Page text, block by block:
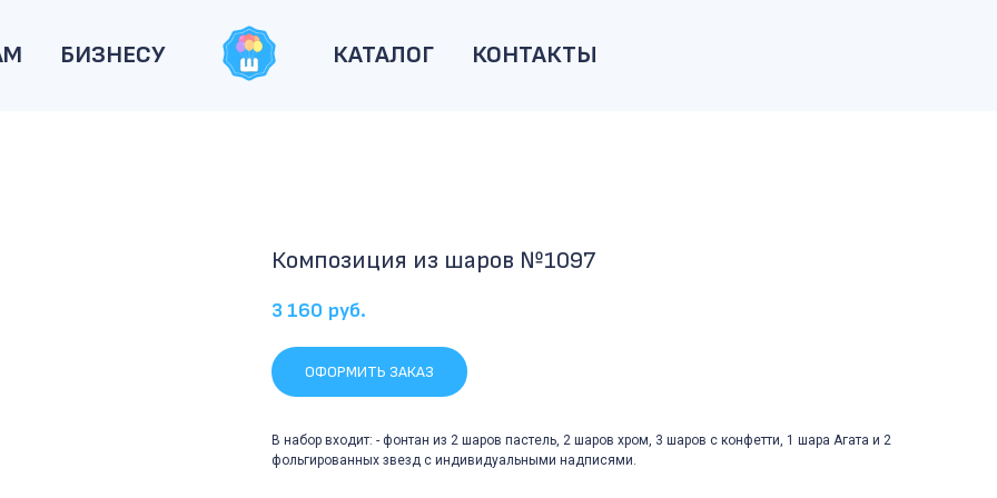
БИЗНЕСУ КАТАЛОГ КОНТАКТЫ
Композиция из шаров №1097
3 160 руб.
ОФОРМИТЬ ЗАКАЗ
В набор входит: - фонтан из 2 шаров пастель, 2 шаров хром, 3 шаров с конфетти, 1 шара Агата и 2
фольгированных звезд с индивидуальными надписями.